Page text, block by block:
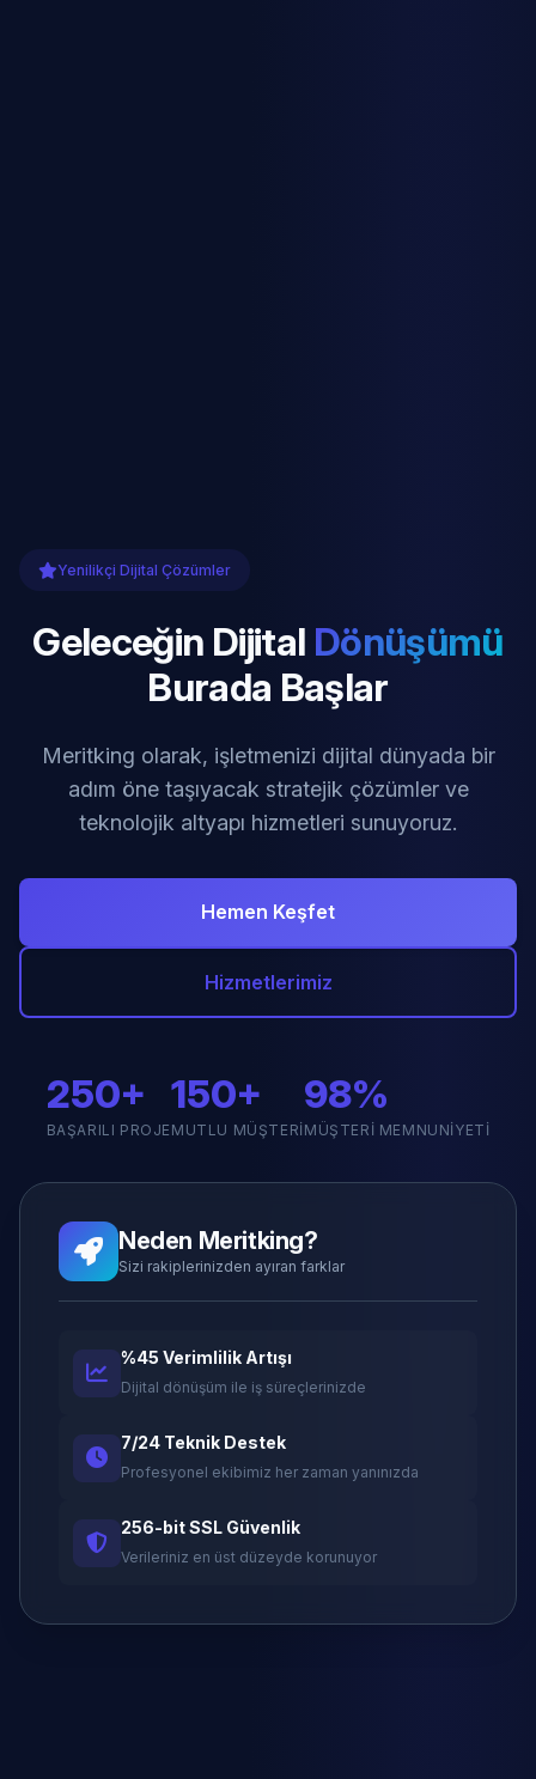
Yenilikçi Dijital Çözümler
Geleceğin Dijital Dönüşümü
Burada Başlar
Meritking olarak, işletmenizi dijital dünyada bir
adım öne taşıyacak stratejik çözümler ve
teknolojik altyapı hizmetleri sunuyoruz.
Hemen Keşfet
Hizmetlerimiz
250+
BAŞARILI PROJE
150+
MUTLU MÜŞTERI
98%
MÜŞTERI MEMNUNIYETI
Neden Meritking?
Sizi rakiplerinizden ayıran farklar
%45 Verimlilik Artışı
Dijital dönüşüm ile iş süreçlerinizde
7/24 Teknik Destek
Profesyonel ekibimiz her zaman yanınızda
256-bit SSL Güvenlik
Verileriniz en üst düzeyde korunuyor